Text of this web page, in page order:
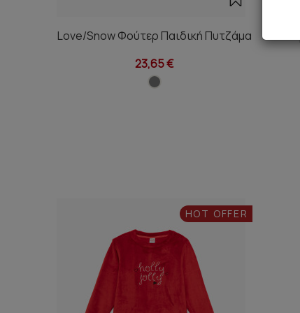
Love/Snow Φούτερ Παιδική Πυτζάμα
23,65 €
HOT OFFER